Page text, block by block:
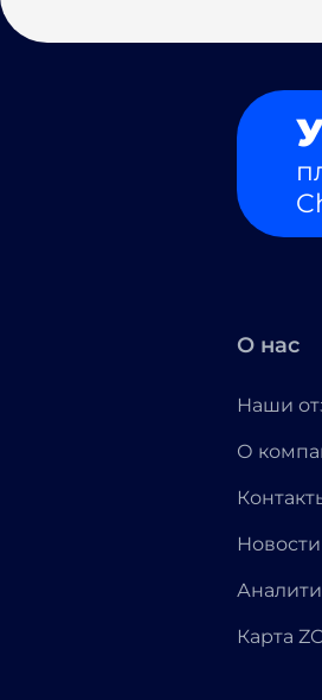
О нас
Наши
О
Новости
Карта